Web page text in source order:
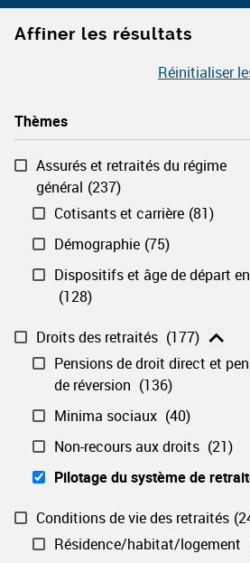
Affiner les résultats
Réinitialiser
Thèmes
Assurés et retraités du régime
général​ (237)
Cotisants et carrière (81)
Démographie (75)
Dispositifs et âge de départ
(128)
Droits des retraités ​ (177)
Pensions de droit direct et
de réversion ​ (136)
Minima sociaux ​ (40)
Non-recours aux droits ​ (21)
Pilotage du système de
Conditions de vie des retraités
Résidence/habitat/logement ​